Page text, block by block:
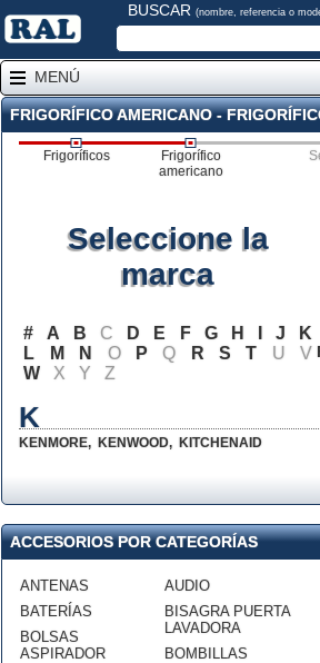
BUSCAR (nombre, referencia o
MENÚ
FRIGORÍFICO AMERICANO -
Frigoríficos
Frigorífico
americano
Seleccione la
marca
# A B C D E F G H J
K
L
M N O P Q R S T U
V
W
X Y Z
K
KENMORE, KENWOOD, KITCHENAID
ACCESORIOS POR CATEGORÍAS
ANTENAS
BATERÍAS
BOLSAS
ASPIRADOR
AUDIO
BISAGRA PUERTA
LAVADORA
BOMBILLAS